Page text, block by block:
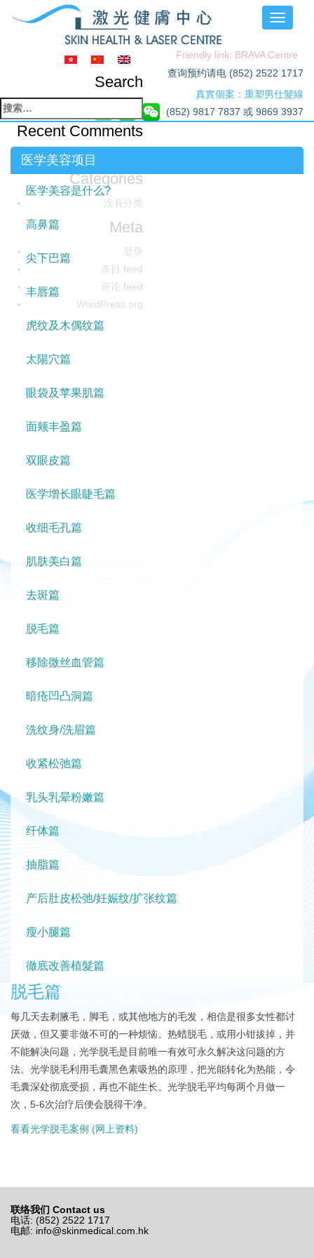
Toggle
Search
搜
索：Recent Comments
Archives
Categories
没有分类
Meta
登录
条目 feed
评论 feed
WordPress.org
Friendly link: BRAVA Centre
查询预约请电 (852) 2522 1717
真實個案：重塑男仕髮線
(852) 9817 7837 或 9869 3937
医学美容项目
医学美容是什么?
高鼻篇
尖下巴篇
丰唇篇
虎纹及木偶纹篇
太陽穴篇
眼袋及苹果肌篇
面颊丰盈篇
双眼皮篇
医学增长眼睫毛篇
收细毛孔篇
肌肤美白篇
去斑篇
脱毛篇
移除微丝血管篇
暗疮凹凸洞篇
洗纹身/洗眉篇
收紧松弛篇
乳头乳晕粉嫩篇
纤体篇
抽脂篇
产后肚皮松弛/妊娠纹/扩张纹篇
瘦小腿篇
徹底改善植髮篇
脱毛篇
每几天去剃腋毛，脚毛，或其他地方的毛发，相信是很多女性都讨
厌做，但又要非做不可的一种烦恼。 热蜡脱毛，或用小钳拔掉，并
不能解决问题，光学脱毛是目前唯一有效可永久解决这问题的方
法。 光学脱毛利用毛囊黑色素吸热的原理，把光能转化为热能，令
毛囊深处彻底受损，再也不能生长。 光学脱毛平均每两个月做一
次，5-6次治疗后便会脱得干净。
看看光学脱毛案例 (网上资料)
联络我们 Contact us
电话: (852) 2522 1717
电邮: info@skinmedical.com.hk